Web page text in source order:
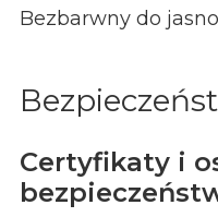
Bezbarwny do
Certyfikaty i